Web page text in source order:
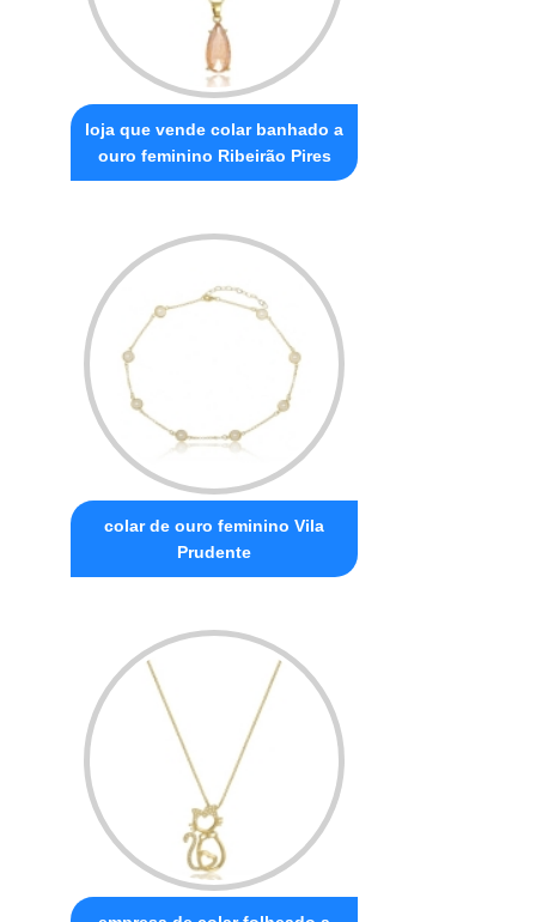
loja que vende colar banhado a
ouro feminino Ribeirão Pires
colar de ouro feminino Vila
Prudente